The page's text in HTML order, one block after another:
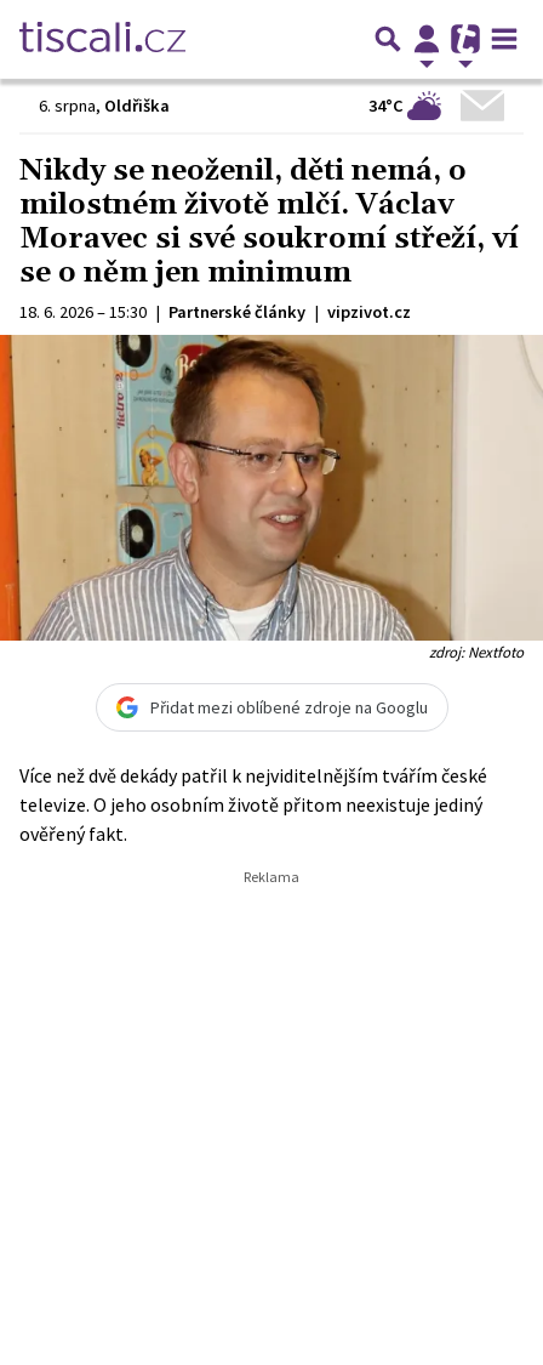
6. srpna, Oldřiška 34°C
Nikdy se neoženil, děti nemá, o
milostném životě mlčí. Václav
Moravec si své soukromí střeží, ví
se o něm jen minimum
18. 6. 2026 – 15:30 | Partnerské články | vipzivot.cz
zdroj: Nextfoto
Přidat mezi oblíbené zdroje na Googlu
Více než dvě dekády patřil k nejviditelnějším tvářím české
televize. O jeho osobním životě přitom neexistuje jediný
ověřený fakt.